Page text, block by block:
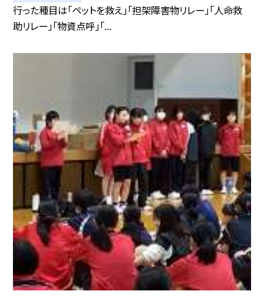
行った種目は「ペットを救え」「担架障害物リレー」「人命救
助リレー」「物資点呼」「...